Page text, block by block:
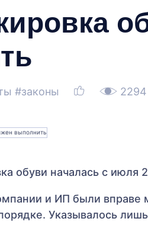
#законы 2294
обуви началась с июля
и ИП были вправе
Указывалось